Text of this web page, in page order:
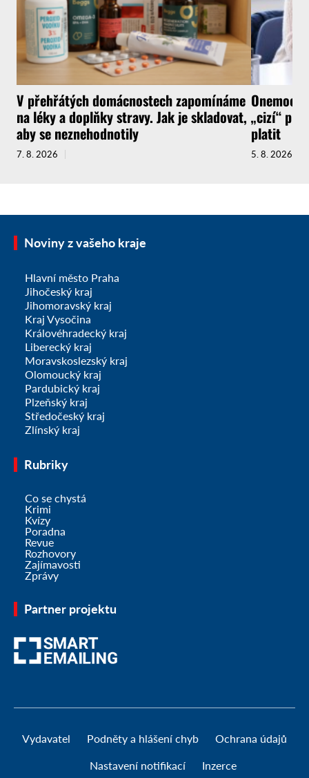
V přehřátých domácnostech zapomínáme
na léky a doplňky stravy. Jak je skladovat,
aby se neznehodnotily
7. 8. 2026
„cizí“
platit
5. 8. 2026
Noviny z vašeho kraje
Hlavní město Praha
Jihočeský kraj
Jihomoravský kraj
Kraj Vysočina
Královéhradecký kraj
Liberecký kraj
Moravskoslezský kraj
Olomoucký kraj
Pardubický kraj
Plzeňský kraj
Středočeský kraj
Zlínský kraj
Rubriky
Co se chystá
Krimi
Kvízy
Poradna
Revue
Rozhovory
Zajímavosti
Zprávy
Partner projektu
Vydavatel Podněty a hlášení chyb Ochrana údajů
Nastavení notifikací Inzerce